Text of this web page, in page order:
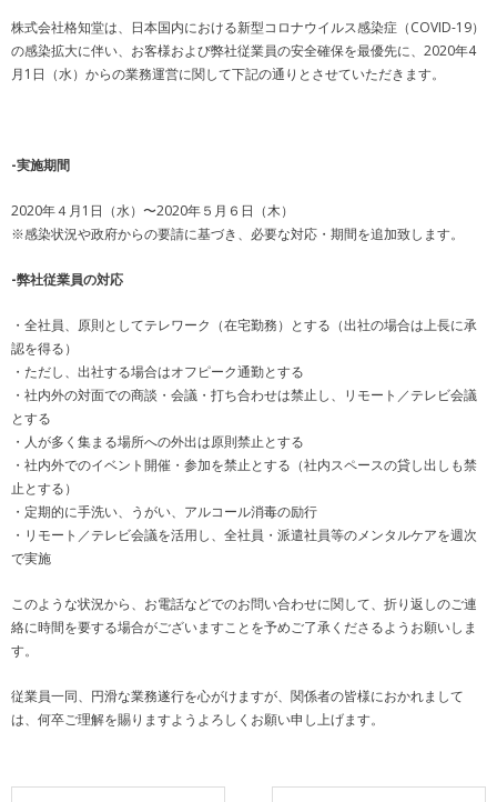
株式会社格知堂は、日本国内における新型コロナウイルス感染症（COVID-19）
の感染拡大に伴い、お客様および弊社従業員の安全確保を最優先に、2020年4
月1日（水）からの業務運営に関して下記の通りとさせていただきます。
-実施期間
2020年４月1日（水）〜2020年５月６日（木）
※感染状況や政府からの要請に基づき、必要な対応・期間を追加致します。
-弊社従業員の対応
・全社員、原則としてテレワーク（在宅勤務）とする（出社の場合は上長に承
認を得る）
・ただし、出社する場合はオフピーク通勤とする
・社内外の対面での商談・会議・打ち合わせは禁止し、リモート／テレビ会議
とする
・人が多く集まる場所への外出は原則禁止とする
・社内外でのイベント開催・参加を禁止とする（社内スペースの貸し出しも禁
止とする）
・定期的に手洗い、うがい、アルコール消毒の励行
・リモート／テレビ会議を活用し、全社員・派遣社員等のメンタルケアを週次
で実施
このような状況から、お電話などでのお問い合わせに関して、折り返しのご連
絡に時間を要する場合がございますことを予めご了承くださるようお願いしま
す。
従業員一同、円滑な業務遂行を心がけますが、関係者の皆様におかれまして
は、何卒ご理解を賜りますようよろしくお願い申し上げます。